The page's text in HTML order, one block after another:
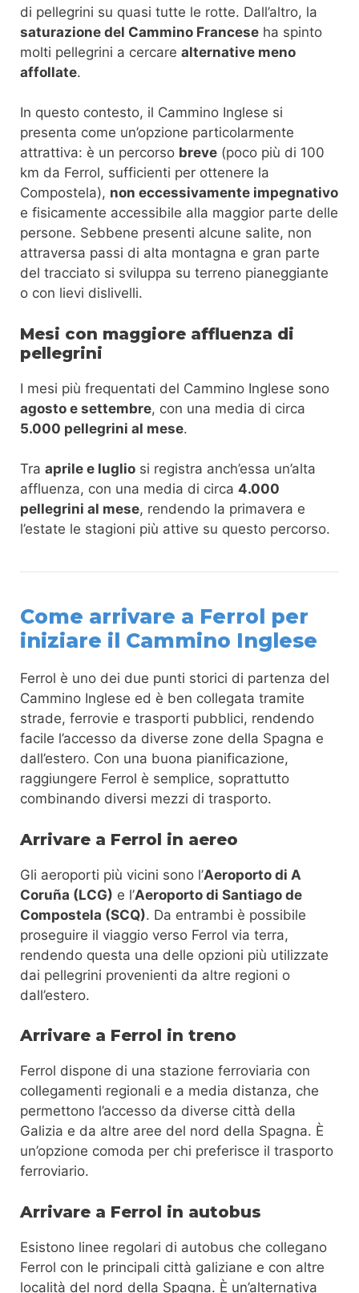
di pellegrini su quasi tutte le rotte. Dall’altro, la
saturazione del Cammino Francese ha spinto
molti pellegrini a cercare alternative meno
affollate.
In questo contesto, il Cammino Inglese si
presenta come un’opzione particolarmente
attrattiva: è un percorso breve (poco più di 100
km da Ferrol, sufficienti per ottenere la
Compostela), non eccessivamente impegnativo
e fisicamente accessibile alla maggior parte delle
persone. Sebbene presenti alcune salite, non
attraversa passi di alta montagna e gran parte
del tracciato si sviluppa su terreno pianeggiante
o con lievi dislivelli.
Mesi con maggiore affluenza di
pellegrini
I mesi più frequentati del Cammino Inglese sono
agosto e settembre, con una media di circa
5.000 pellegrini al mese.
Tra aprile e luglio si registra anch’essa un’alta
affluenza, con una media di circa 4.000
pellegrini al mese, rendendo la primavera e
l’estate le stagioni più attive su questo percorso.
Come arrivare a Ferrol per
iniziare il Cammino Inglese
Ferrol è uno dei due punti storici di partenza del
Cammino Inglese ed è ben collegata tramite
strade, ferrovie e trasporti pubblici, rendendo
facile l’accesso da diverse zone della Spagna e
dall’estero. Con una buona pianificazione,
raggiungere Ferrol è semplice, soprattutto
combinando diversi mezzi di trasporto.
Arrivare a Ferrol in aereo
Gli aeroporti più vicini sono l’Aeroporto di A
Coruña (LCG) e l’Aeroporto di Santiago de
Compostela (SCQ). Da entrambi è possibile
proseguire il viaggio verso Ferrol via terra,
rendendo questa una delle opzioni più utilizzate
dai pellegrini provenienti da altre regioni o
dall’estero.
Arrivare a Ferrol in treno
Ferrol dispone di una stazione ferroviaria con
collegamenti regionali e a media distanza, che
permettono l’accesso da diverse città della
Galizia e da altre aree del nord della Spagna. È
un’opzione comoda per chi preferisce il trasporto
ferroviario.
Arrivare a Ferrol in autobus
Esistono linee regolari di autobus che collegano
Ferrol con le principali città galiziane e con altre
località del nord della Spagna. È un’alternativa